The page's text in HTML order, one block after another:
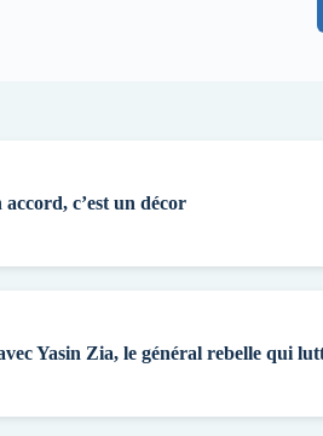
c’est un décor
Yasin Zia, le général rebelle qui